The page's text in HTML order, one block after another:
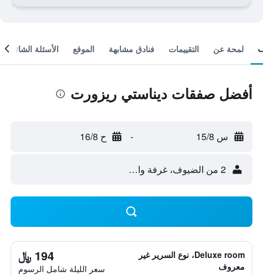
لمحة عن التقييمات فنادق مشابهة الموقع الأسئلة الشائعة
أفضل صفقات ديناستي ريزورت
س 15/8 - ح 16/8
2 من الضيوف، غرفة واحدة
Deluxe room، نوع السرير غير
معروف
194 ﷼
سعر الليلة شامل الرسوم